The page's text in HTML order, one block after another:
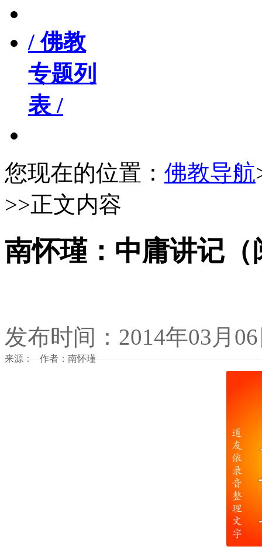
/ 佛教
专题列
表 /
您现在的位置： 佛教导航
>>正文内容
南怀瑾：中庸讲记（
发布时间：2014年03月
来源： 作者：南怀瑾